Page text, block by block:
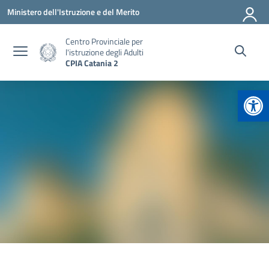
Vai ai contenuti
Vai al menu di navigazione
Vai al footer
Ministero dell'Istruzione e del Merito
Centro Provinciale per
l'istruzione degli Adulti
CPIA Catania 2